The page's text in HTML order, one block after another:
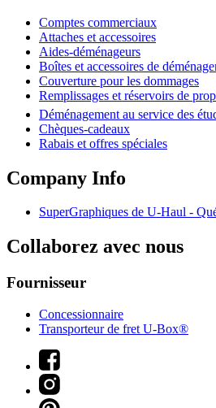
Comptes commerciaux
Attaches et accessoires
Aides-déménageurs
Boîtes et accessoires de
Couverture pour les dommages
Remplissages et réservoirs de
Déménagement au service des
Chèques-cadeaux
Rabais et offres spéciales
Company Info
SuperGraphiques de U-Haul -
Collaborez avec nous
Fournisseur
Concessionnaire
Transporteur de fret U-Box®